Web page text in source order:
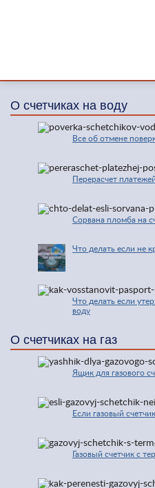
О счетчиках на воду
Все об отмене
Перерасчет
Сорвана пломба на
Что делать если не
Что делать если
воду
О счетчиках на газ
Ящик для газового
Если газовый
Газовый счетчик с